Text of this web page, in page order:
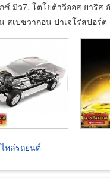
ซ์ มิว7, โตโยต้าวีออส ยาริ
สเปซวากอน ปาเจโร่สปอร์ต
หล่รถยนต์